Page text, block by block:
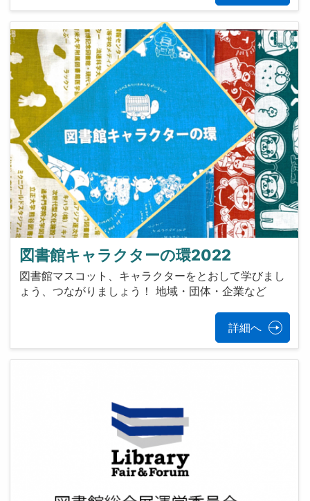
図書館キャラクターの環2022
図書館マスコット、キャラクターをとおして学びまし
ょう、つながりましょう！ 地域・団体・企業など
詳細へ